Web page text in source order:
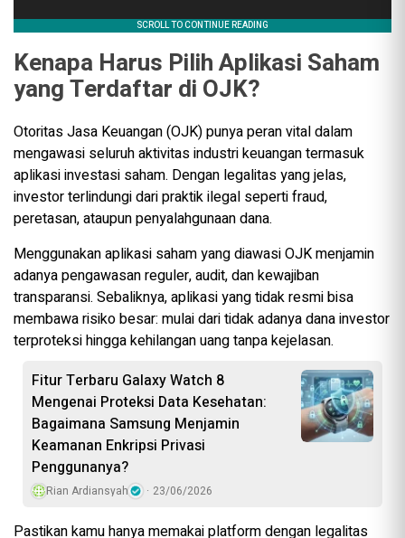
Kenapa Harus Pilih Aplikasi Saham
yang Terdaftar di OJK?
Otoritas Jasa Keuangan (OJK) punya peran vital dalam
mengawasi seluruh aktivitas industri keuangan termasuk
aplikasi investasi saham. Dengan legalitas yang jelas,
investor terlindungi dari praktik ilegal seperti fraud,
peretasan, ataupun penyalahgunaan dana.
Menggunakan aplikasi saham yang diawasi OJK menjamin
adanya pengawasan reguler, audit, dan kewajiban
transparansi. Sebaliknya, aplikasi yang tidak resmi bisa
membawa risiko besar: mulai dari tidak adanya dana investor
terproteksi hingga kehilangan uang tanpa kejelasan.
Fitur Terbaru Galaxy Watch 8
Mengenai Proteksi Data Kesehatan:
Bagaimana Samsung Menjamin
Keamanan Enkripsi Privasi
Penggunanya?
Rian Ardiansyah 23/06/2026
Pastikan kamu hanya memakai platform dengan legalitas